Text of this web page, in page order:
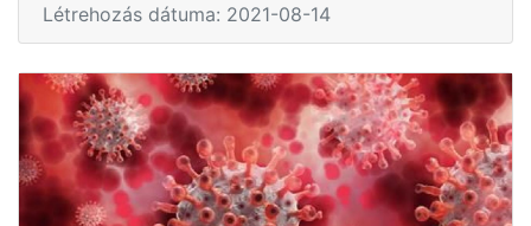
Létrehozás dátuma: 2021-08-14